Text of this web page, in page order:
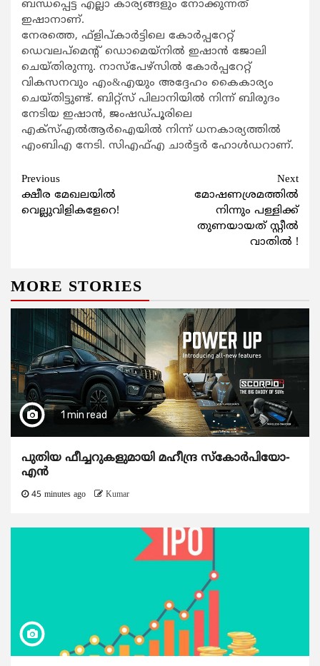
ബന്ധപ്പെട്ട എല്ലാ കാര്യങ്ങളും നോക്കുന്നത്
ഇഷാനാണ്.
നേരത്തെ, ഫ്‌ളിപ്കാര്‍ട്ടിലെ കോര്‍പ്പറേറ്റ്
ഡെവലപ്മെന്റ് ഡൊമെയ്നില്‍ ഇഷാന്‍ ജോലി
ചെയ്തിരുന്നു. നാസ്‌പേഴ്‌സില്‍ കോര്‍പ്പറേറ്റ്
വികസനവും എം&എയും അദ്ദേഹം കൈകാര്യം
ചെയ്തിട്ടുണ്ട്. ബിറ്റ്‌സ് പിലാനിയില്‍ നിന്ന് ബിരുദം
നേടിയ ഇഷാന്‍, ജംഷഡ്പൂരിലെ
എക്‌സ്എല്‍ആര്‍ഐയില്‍ നിന്ന് ധനകാര്യത്തില്‍
എംബിഎ നേടി. സിഎഫ്എ ചാര്‍ട്ടര്‍ ഹോള്‍ഡറാണ്.
Continue
Reading
Previous
ക്ഷീര മേഖലയിൽ
വെല്ലുവിളികളേറെ!
Next
മോഷണശ്രമത്തിൽ
നിന്നും പള്ളിക്ക്
തുണയായത് സ്റ്റീൽ
വാതിൽ !
MORE STORIES
1 min read
പുതിയ ഫീച്ചറുകളുമായി മഹീന്ദ്ര സ്കോർപിയോ-
എൻ
45 minutes ago Kumar